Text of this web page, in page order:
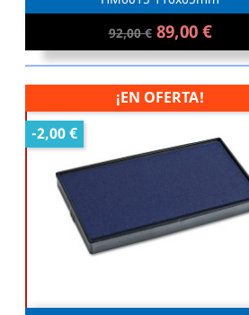
92,00 € 89,00 €
¡EN OFERTA!
-2,00 €